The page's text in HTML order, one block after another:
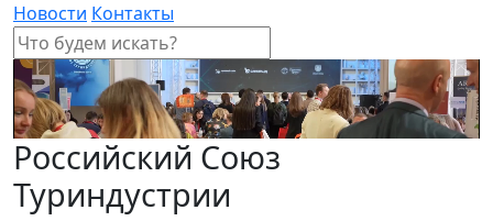
Новости Контакты
Российский Союз
Туриндустрии